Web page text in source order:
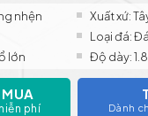
nhện
Xuất xứ:
Loại đá:
lớn
Độ dày:
phí Dành